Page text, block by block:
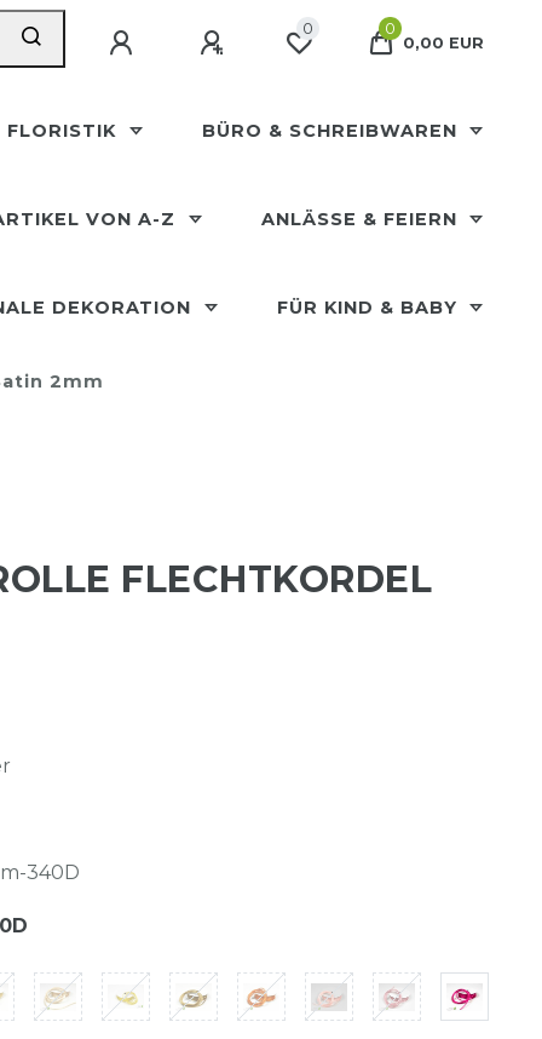
0
0
0,00 EUR
FLORISTIK BÜRO & SCHREIBWAREN
VON A-Z ANLÄSSE & FEIERN
DEKORATION FÜR KIND & BABY
2mm
FLECHTKORDEL
340D